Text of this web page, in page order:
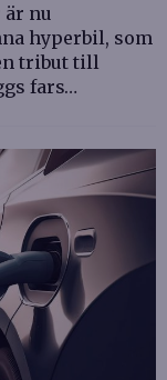
är nu
hyperbil, som
tribut till
fars…